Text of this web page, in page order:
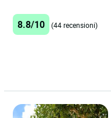
8.8/10 (44 recensioni)